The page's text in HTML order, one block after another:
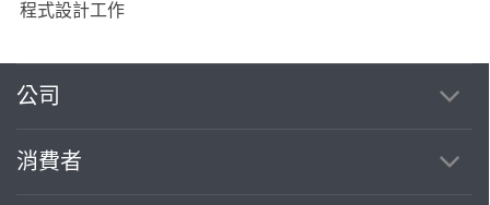
程式設計工作
公司
消費者